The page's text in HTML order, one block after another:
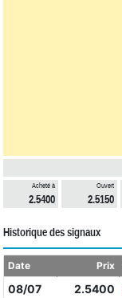
Acheté à
2.5400
Ouvert
2.5150
Historique des signaux
Date Prix
08/07 2.5400